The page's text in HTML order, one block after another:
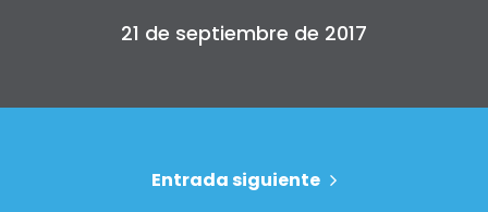
21 de septiembre de 2017
Entrada siguiente